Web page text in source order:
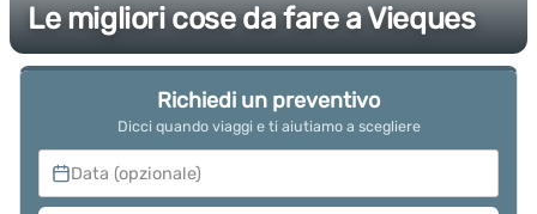
Le migliori cose da fare a Vieques
Richiedi un preventivo
Dicci quando viaggi e ti aiutiamo a scegliere
Data (opzionale)